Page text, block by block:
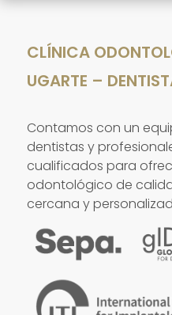
CLÍNICA
UGARTE –
Contamos con un
dentistas y
cualificados para
odontológico de
cercana y